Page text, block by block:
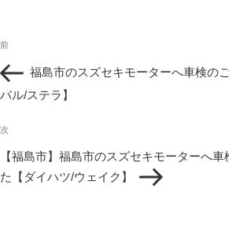
稿
ナ
ビ
ゲ
シ
ョ
ン
過
の
投
前
福島市のスズセキモーターへ車検の
バル/ステラ】
次
投
稿
次
【福島市】福島市のスズセキモーターへ
た【ダイハツ/ウェイク】